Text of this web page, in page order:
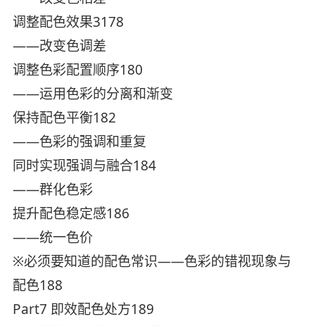
调整配色效果3178
——改变色调差
调整色彩配置顺序180
——运用色彩的分离和渐变
保持配色平衡182
——色彩的强调和重复
同时实现强调与融合184
——群化色彩
提升配色稳定感186
——统一色价
※必须要知道的配色常识——色彩的错视现象与
配色188
Part7 即效配色处方189